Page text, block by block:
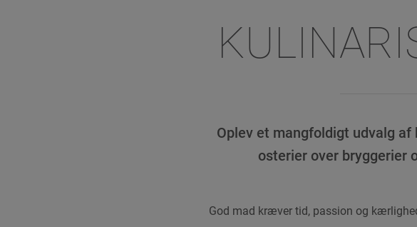
Oplev et mangfoldigt udvalg
osterier over bryggerier
God mad kræver tid, passion og